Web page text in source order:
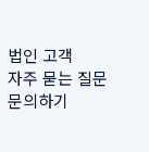
법인 고객
자주 묻는 질문
문의하기